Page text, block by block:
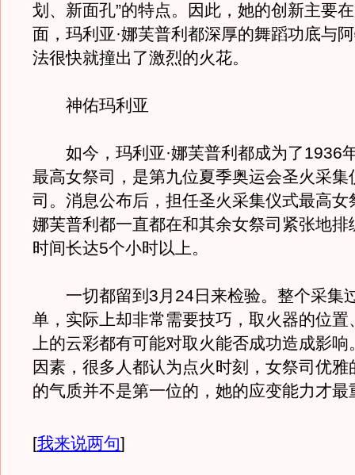
划、新面孔”的特点。因此，她的创新主要
面，玛利亚·娜芙普利都深厚的舞蹈功底与
法很快就撞出了激烈的火花。
神佑玛利亚
如今，玛利亚·娜芙普利都成为了1936
最高女祭司，是第九位夏季奥运会圣火采集
司。消息公布后，担任圣火采集仪式最高女
娜芙普利都一直都在和其余女祭司紧张地排
时间长达5个小时以上。
一切都留到3月24日来检验。整个采集
单，实际上却非常需要技巧，取火器的位置
上的云彩都有可能对取火能否成功造成影响
因素，很多人都认为点火时刻，女祭司优雅
的气质并不是第一位的，她的应变能力才最
[我来说两句]